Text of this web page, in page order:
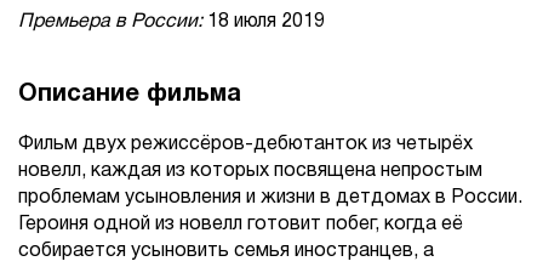
Премьера в России:18 июля 2019
Описание фильма
Фильм двух режиссёров-дебютанток из четырёх
новелл, каждая из которых посвящена непростым
проблемам усыновления и жизни в детдомах в России.
Героиня одной из новелл готовит побег, когда её
собирается усыновить семья иностранцев, а